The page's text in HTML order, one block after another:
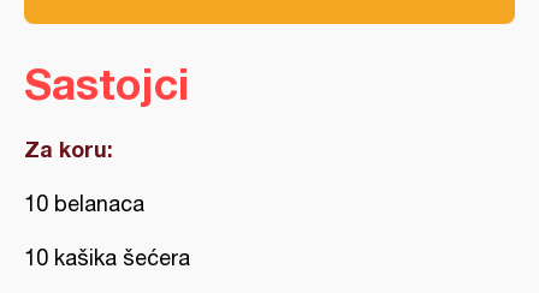
Sastojci
Za koru:
10 belanaca
10 kašika šećera